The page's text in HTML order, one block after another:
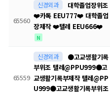
65560
신경외과
대학졸업장위조
❤️카톡 EEU777❤️ 대학졸업
장제작 ❤️텔레 EEU666❤️
N
65559
신경외과
●고교생활기록
부위조 텔레@PPU999●고
교생활기록부제작 텔레@PP
U999●고교생활기록부위조